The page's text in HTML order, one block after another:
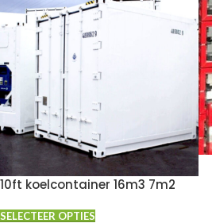
10ft koelcontainer 16m3 7m2
SELECTEER OPTIES